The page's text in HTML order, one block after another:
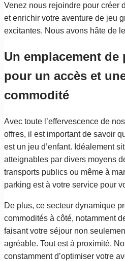
Venez nous rejoindre pour créer
et enrichir votre aventure de jeu
excitantes. Nous avons hâte de
Un emplacement
pour un accès et
commodité
Avec toute l’effervescence de
offres, il est important de savoir
est un jeu d’enfant. Idéalement
atteignables par divers moyens
transports publics ou même à
parking est à votre service pour
De plus, ce secteur dynamique
commodités à côté, notamment
faisant votre séjour non
agréable. Tout est à proximité.
constamment d’optimiser votre